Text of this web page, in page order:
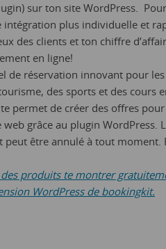
sur ton site WordPress.
plus individuelle et
des clients et ton chiffre
en ligne!
de réservation innovant pour
des sports et des cours
permet de créer des offres
grâce au plugin WordPress.
peut être annulé à tout
des produits te montrer
WordPress de bookingkit.